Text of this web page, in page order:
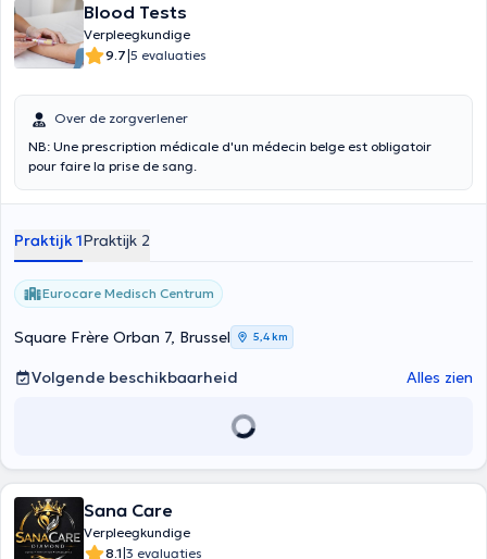
Blood Tests
Verpleegkundige
9.7|5 evaluaties
Over de zorgverlener
NB: Une prescription médicale d'un médecin belge est obligatoir
pour faire la prise de sang.
Praktijk 1Praktijk 2
Eurocare Medisch Centrum
Square Frère Orban 7, Brussel 5,4 km
Volgende beschikbaarheid Alles zien
Sana Care
Verpleegkundige
8.1|3 evaluaties